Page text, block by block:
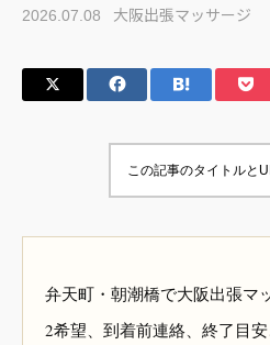
2026.07.08 大阪出張マッサージ
この記事のタイトルと
弁天町・朝潮橋で大阪出張マ
2希望、到着前連絡、終了目